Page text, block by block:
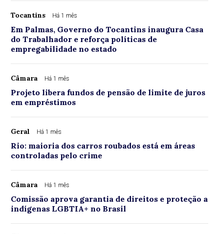
Tocantins Há 1 mês
Em Palmas, Governo do Tocantins inaugura Casa
do Trabalhador e reforça políticas de
empregabilidade no estado
Câmara Há 1 mês
Projeto libera fundos de pensão de limite de juros
em empréstimos
Geral Há 1 mês
Rio: maioria dos carros roubados está em áreas
controladas pelo crime
Câmara Há 1 mês
Comissão aprova garantia de direitos e proteção a
indígenas LGBTIA+ no Brasil